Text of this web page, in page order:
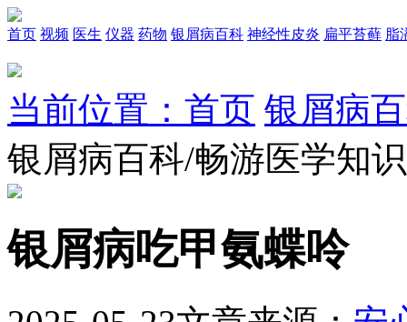
首页 视频 医生 仪器 药物 银屑病百科 神经性皮炎 扁平苔藓 脂
当前位置：首页 银屑病
银屑病百科/畅游医学知
银屑病吃甲氨蝶呤